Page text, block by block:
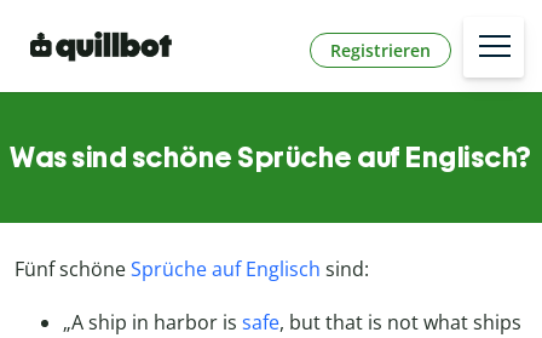
Registrieren
Was sind schöne Sprüche auf Englisch?
Fünf schöneSprüche auf Englisch sind:
„A ship in harbor is safe, but that is not what ships